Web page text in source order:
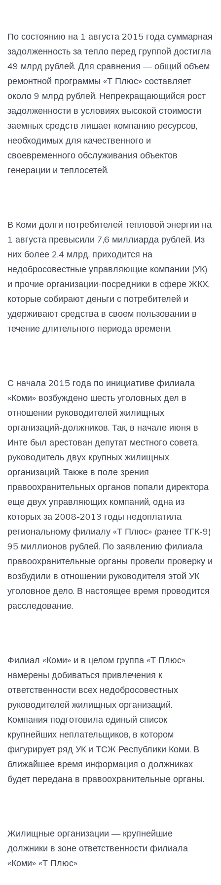
По состоянию на 1 августа 2015 года суммарная
задолженность за тепло перед группой достигла
49 млрд рублей. Для сравнения — общий объем
ремонтной программы «Т Плюс» составляет
около 9 млрд рублей. Непрекращающийся рост
задолженности в условиях высокой стоимости
заемных средств лишает компанию ресурсов,
необходимых для качественного и
своевременного обслуживания объектов
генерации и теплосетей.
В Коми долги потребителей тепловой энергии на
1 августа превысили 7,6 миллиарда рублей. Из
них более 2,4 млрд. приходится на
недобросовестные управляющие компании (УК)
и прочие организации-посредники в сфере ЖКХ,
которые собирают деньги с потребителей и
удерживают средства в своем пользовании в
течение длительного периода времени.
С начала 2015 года по инициативе филиала
«Коми» возбуждено шесть уголовных дел в
отношении руководителей жилищных
организаций-должников. Так, в начале июня в
Инте был арестован депутат местного совета,
руководитель двух крупных жилищных
организаций. Также в поле зрения
правоохранительных органов попали директора
еще двух управляющих компаний, одна из
которых за 2008-2013 годы недоплатила
региональному филиалу «Т Плюс» (ранее ТГК-9)
95 миллионов рублей. По заявлению филиала
правоохранительные органы провели проверку и
возбудили в отношении руководителя этой УК
уголовное дело. В настоящее время проводится
расследование.
Филиал «Коми» и в целом группа «Т Плюс»
намерены добиваться привлечения к
ответственности всех недобросовестных
руководителей жилищных организаций.
Компания подготовила единый список
крупнейших неплательщиков, в котором
фигурирует ряд УК и ТСЖ Республики Коми. В
ближайшее время информация о должниках
будет передана в правоохранительные органы.
Жилищные организации — крупнейшие
должники в зоне ответственности филиала
«Коми» «Т Плюс»